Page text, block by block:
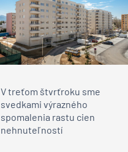
V treťom štvrťroku sme
svedkami výrazného
spomalenia rastu cien
nehnuteľností